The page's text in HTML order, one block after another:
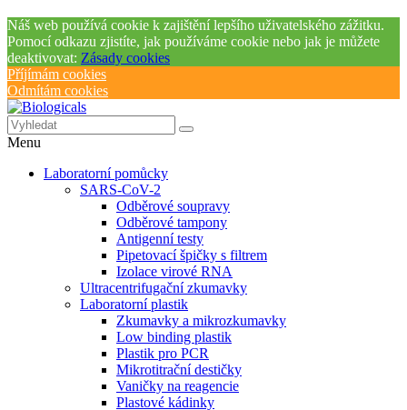
Náš web používá cookie k zajištění lepšího uživatelského zážitku.
Pomocí odkazu zjistíte, jak používáme cookie nebo jak je můžete
deaktivovat: Zásady cookies
Příjímám cookies
Odmítám cookies
Menu
Laboratorní pomůcky
SARS-CoV-2
Odběrové soupravy
Odběrové tampony
Antigenní testy
Pipetovací špičky s filtrem
Izolace virové RNA
Ultracentrifugační zkumavky
Laboratorní plastik
Zkumavky a mikrozkumavky
Low binding plastik
Plastik pro PCR
Mikrotitrační destičky
Vaničky na reagencie
Plastové kádinky